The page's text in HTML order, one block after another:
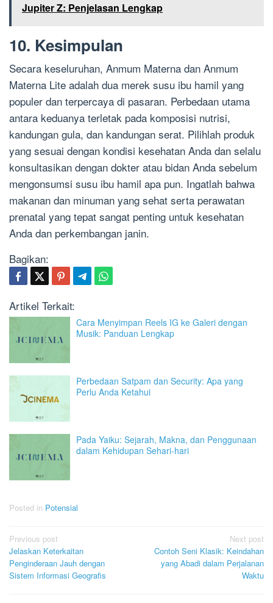
Jupiter Z: Penjelasan Lengkap
10. Kesimpulan
Secara keseluruhan, Anmum Materna dan Anmum
Materna Lite adalah dua merek susu ibu hamil yang
populer dan terpercaya di pasaran. Perbedaan utama
antara keduanya terletak pada komposisi nutrisi,
kandungan gula, dan kandungan serat. Pilihlah produk
yang sesuai dengan kondisi kesehatan Anda dan selalu
konsultasikan dengan dokter atau bidan Anda sebelum
mengonsumsi susu ibu hamil apa pun. Ingatlah bahwa
makanan dan minuman yang sehat serta perawatan
prenatal yang tepat sangat penting untuk kesehatan
Anda dan perkembangan janin.
Bagikan:
Artikel Terkait:
Cara Menyimpan Reels IG ke Galeri dengan
Musik: Panduan Lengkap
Perbedaan Satpam dan Security: Apa yang
Perlu Anda Ketahui
Pada Yaiku: Sejarah, Makna, dan Penggunaan
dalam Kehidupan Sehari-hari
Posted in Potensial
Post
navigation
Previous post
Jelaskan Keterkaitan
Penginderaan Jauh dengan
Sistem Informasi Geografis
Next post
Contoh Seni Klasik: Keindahan
yang Abadi dalam Perjalanan
Waktu